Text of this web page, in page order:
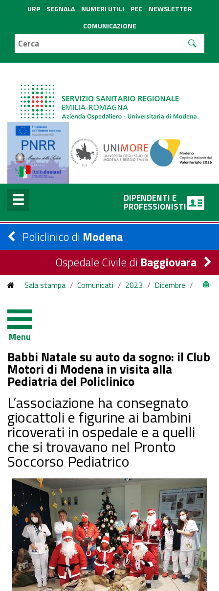
URP SEGNALA NUMERI UTILI PEC
NEWSLETTER
COMUNICAZIONE
DIPENDENTI E
PROFESSIONISTI
Policlinico di Modena
Ospedale Civile di Baggiovara
Sala stampa / Comunicati / 2023 / Dicembre /
visita alla Pediatria del Policlinico
Menu
Babbi Natale su auto da sogno: il Club
Motori di Modena in visita alla
Pediatria del Policlinico
L’associazione ha consegnato
giocattoli e figurine ai bambini
ricoverati in ospedale e a quelli
che si trovavano nel Pronto
Soccorso Pediatrico